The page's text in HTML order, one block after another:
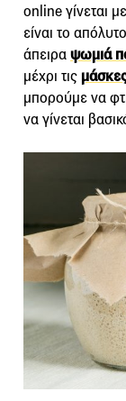
online γίνεται
είναι το
άπειραψωμιά
μέχρι τις
μπορούμε να
να γίνεται